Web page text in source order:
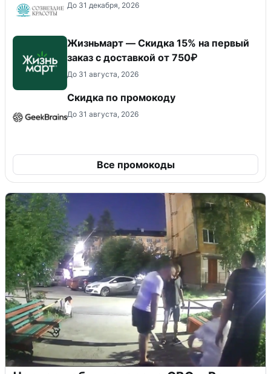
До 31 декабря, 2026
Жизньмарт — Скидка 15% на первый
заказ с доставкой от 750₽
До 31 августа, 2026
Скидка по промокоду
До 31 августа, 2026
Все промокоды